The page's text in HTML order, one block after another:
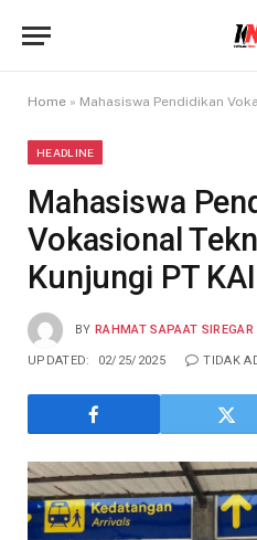
Home » Mahasiswa Pendidikan
HEADLINE
Mahasiswa
Vokasional
Kunjungi PT
BY RAHMAT SAPAAT SIREGAR
UPDATED: 02/25/2025 TIDAK